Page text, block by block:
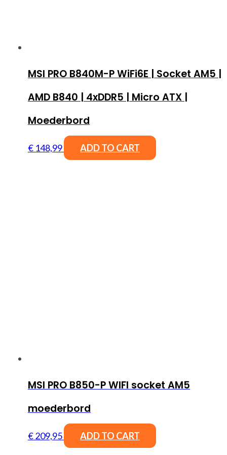
MSI PRO B840M-P WiFi6E | Socket AM5 |
AMD B840 | 4xDDR5 | Micro ATX |
Moederbord
€ 148,99 ADD TO CART
MSI PRO B850-P WIFI socket AM5
moederbord
€209,95 ADD TO CART